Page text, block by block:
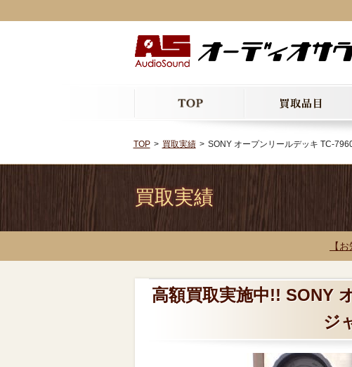
TOP 買取実績 SONY オープンリールデッキ TC-
買取実績
【
高額買取実施中!! SONY
ジ